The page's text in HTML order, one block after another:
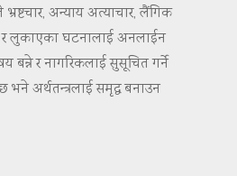
अन्याय अत्याचार, लैंगिक
लुकाएका घटनालाई अनलाईन
बन्ने र नागरिकलाई सुसूचित गर्ने
भने अर्थतन्त्रलाई समृद्ध बनाउन